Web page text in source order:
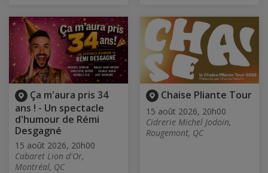
Ça m'aura pris 34
ans ! - Un spectacle
d'humour de Rémi
Desgagné
15 août 2026, 20h00
Cabaret Lion d'Or,
Montréal, QC
Chaise Pliante Tour
15 août 2026, 20h00
Cidrerie Michel Jodoin,
Rougemont, QC